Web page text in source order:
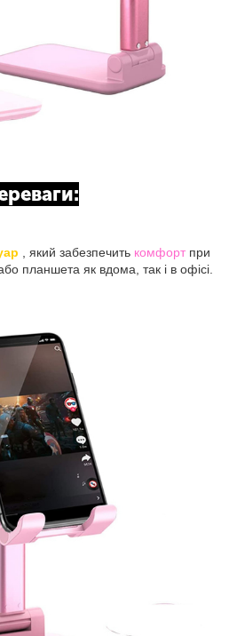
, який забезпечить комфортпри
планшета як вдома, так і в офісі.